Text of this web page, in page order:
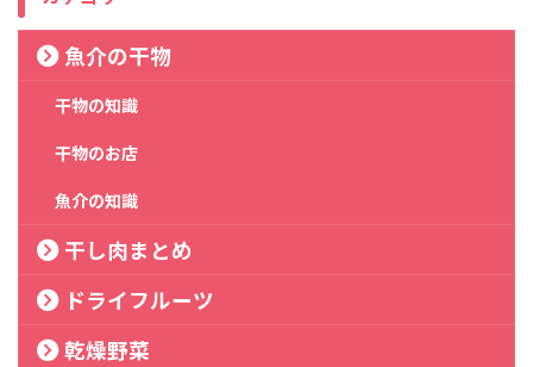
魚介の干物
干物の知識
干物のお店
魚介の知識
干し肉まとめ
ドライフルーツ
乾燥野菜